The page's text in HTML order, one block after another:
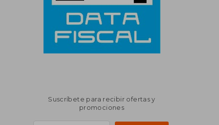
Suscríbete para recibir ofertas y
promociones